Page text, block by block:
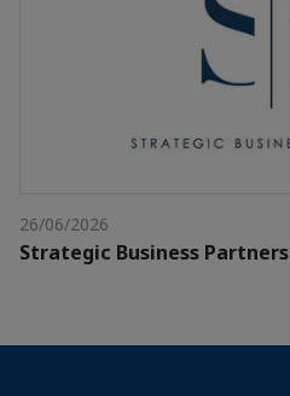
26/06/2026
Strategic Business Partners